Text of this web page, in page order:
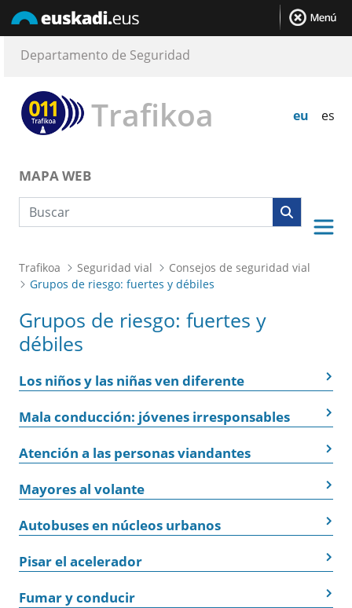
Trafikoa eu es
Departamento de Seguridad
MAPA WEB
Búsqueda web
Trafikoa Seguridad vial
Consejos de seguridad vial
Grupos de riesgo: fuertes y débiles
Grupos de riesgo: fuertes y
débiles
Los niños y las niñas ven diferente
Mala conducción: jóvenes irresponsables
Atención a las personas viandantes
Mayores al volante
Autobuses en núcleos urbanos
Pisar el acelerador
Fumar y conducir